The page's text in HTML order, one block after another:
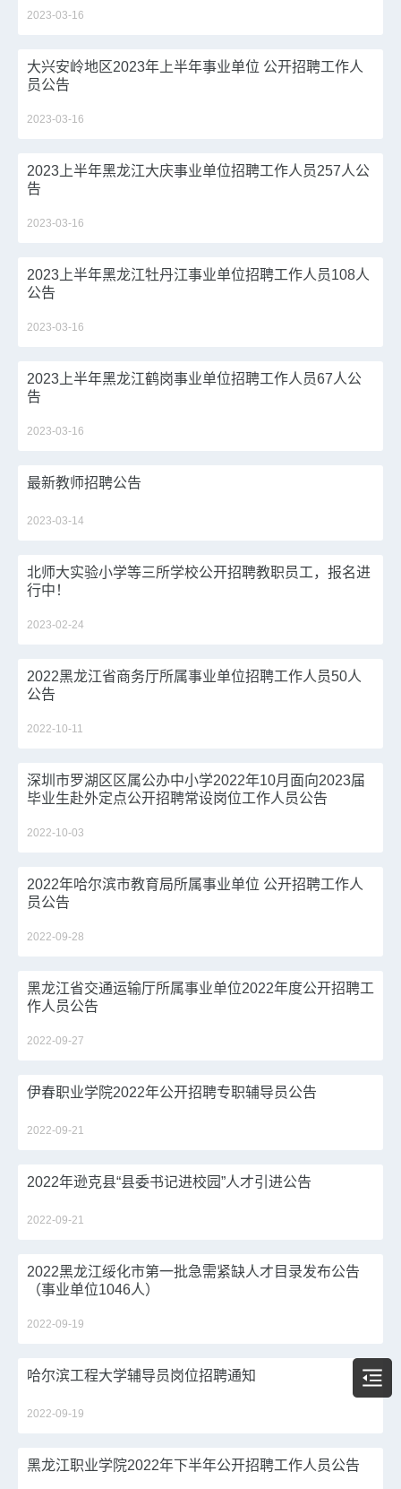
2023-03-16
大兴安岭地区2023年上半年事业单位 公开招聘工作人
员公告
2023-03-16
2023上半年黑龙江大庆事业单位招聘工作人员257人公
告
2023-03-16
2023上半年黑龙江牡丹江事业单位招聘工作人员108人
公告
2023-03-16
2023上半年黑龙江鹤岗事业单位招聘工作人员67人公
告
2023-03-16
最新教师招聘公告
2023-03-14
北师大实验小学等三所学校公开招聘教职员工，报名进
行中！
2023-02-24
2022黑龙江省商务厅所属事业单位招聘工作人员50人
公告
2022-10-11
深圳市罗湖区区属公办中小学2022年10月面向2023届
毕业生赴外定点公开招聘常设岗位工作人员公告
2022-10-03
2022年哈尔滨市教育局所属事业单位 公开招聘工作人
员公告
2022-09-28
黑龙江省交通运输厅所属事业单位2022年度公开招聘工
作人员公告
2022-09-27
伊春职业学院2022年公开招聘专职辅导员公告
2022-09-21
2022年逊克县“县委书记进校园”人才引进公告
2022-09-21
2022黑龙江绥化市第一批急需紧缺人才目录发布公告
（事业单位1046人）
2022-09-19
哈尔滨工程大学辅导员岗位招聘通知
2022-09-19
黑龙江职业学院2022年下半年公开招聘工作人员公告